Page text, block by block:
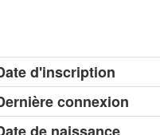
d'inscription
connexion